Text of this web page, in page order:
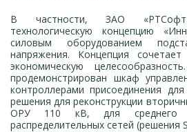
В частности, ЗАО «РТСофт»
технологическую концепцию
силовым оборудованием
напряжения. Концепция
экономическую
продемонстрирован шкаф
контроллерами присоединения
решения для реконструкции
ОРУ 110 кВ, для среднего
распределительных сетей (решения